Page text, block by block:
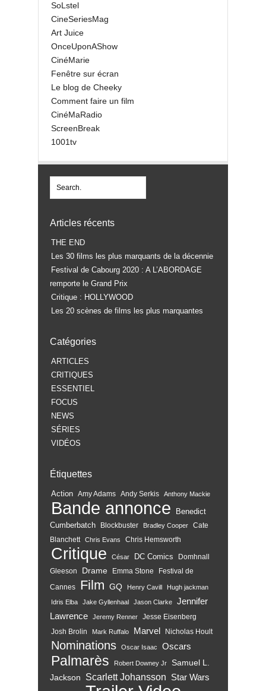
SoLstel
CineSeriesMag
Art Juice
OnceUponAShow
CinéMarie
Fenêtre sur écran
Le blog de Cheeky
Comment faire un film
CinéMaRadio
ScreenBreak
1001tv
Articles récents
THE END
Les 30 films les plus marquants de la décennie
Festival de Cabourg 2020 : A L’ABORDAGE
remporte le Grand Prix
Critique : HOLLYWOOD
Les 20 scènes de films les plus marquantes
Catégories
ARTICLES
CRITIQUES
ESSENTIEL
FOCUS
NEWS
SÉRIES
VIDÉOS
Étiquettes
Action Amy Adams Andy Serkis Anthony Mackie
Bande annonce
Benedict
Cumberbatch
Blockbuster Bradley Cooper
Cate
Blanchett
Chris Evans Chris Hemsworth
Critique César DC Comics
Domhnall
Gleeson
Drame Emma Stone
Festival de
Cannes
Film GQ Henry Cavill Hugh jackman
Idris Elba Jake Gyllenhaal Jason Clarke
Jennifer
Lawrence
Jeremy Renner
Jesse Eisenberg
Josh Brolin
Mark Ruffalo Marvel Nicholas Hoult
Nominations Oscar Isaac Oscars
Palmarès Robert Downey Jr
Samuel L.
Jackson
Scarlett Johansson Star Wars